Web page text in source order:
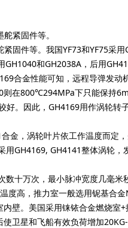
紧固件等。
件等。我国YF73和YF75采用
和GH2038A，后用
合金性能可知，远程导弹发动
在800℃294MPa下只能保持
。因此，GH4169用作涡轮转
金，涡轮叶片依工作温度而定
GH4169, GH4141整体涡轮，
十万次，最小脉冲宽度几毫米
度高，推力室一般选用铌基合
壁。美国采用铼铱合金燃烧室+
卫星和飞船有效负荷增加20KG-